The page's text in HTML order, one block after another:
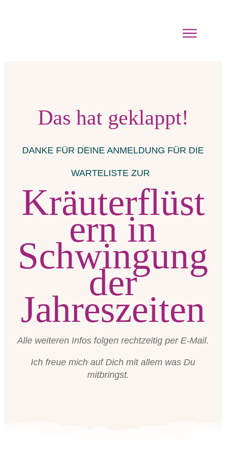
Das hat geklappt!
DANKE FÜR DEINE ANMELDUNG FÜR DIE
WARTELISTE ZUR
Kräuterflüst
ern in
Schwingung
der
Jahreszeiten
Alle weiteren Infos folgen rechtzeitig per E-Mail.
Ich freue mich auf Dich mit allem was Du
mitbringst.